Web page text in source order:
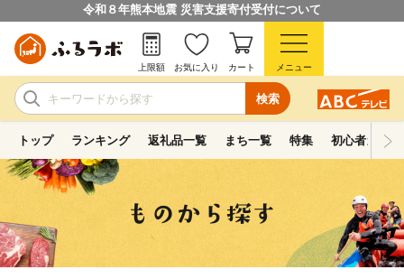
令和８年熊本地震 災害支援寄付受付について
検索
上限額 お気に入り カート メニュー
トップ ランキング 返礼品一覧 まち一覧 特集 初心者ガイド